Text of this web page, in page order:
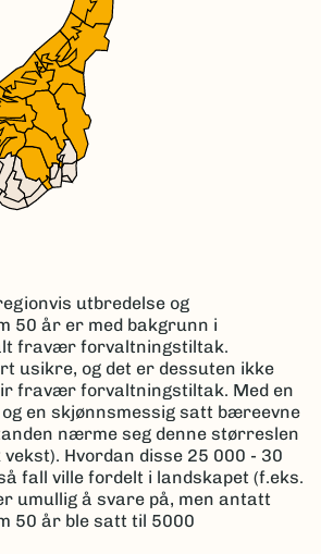
utbredelse og
50 år er med bakgrunn i
fravær forvaltningstiltak.
usikre, og det er dessuten ikke
fravær forvaltningstiltak. Med en
en skjønnsmessig satt bæreevne
nærme seg denne størreslen
Hvordan disse 25 000 - 30
fall ville fordelt i landskapet (f.eks.
umullig å svare på, men antatt
50 år ble satt til 5000